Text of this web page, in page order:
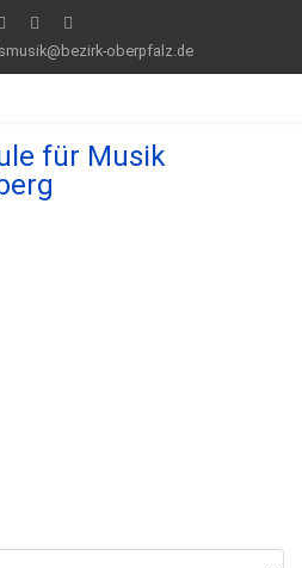
oberpfalz.de